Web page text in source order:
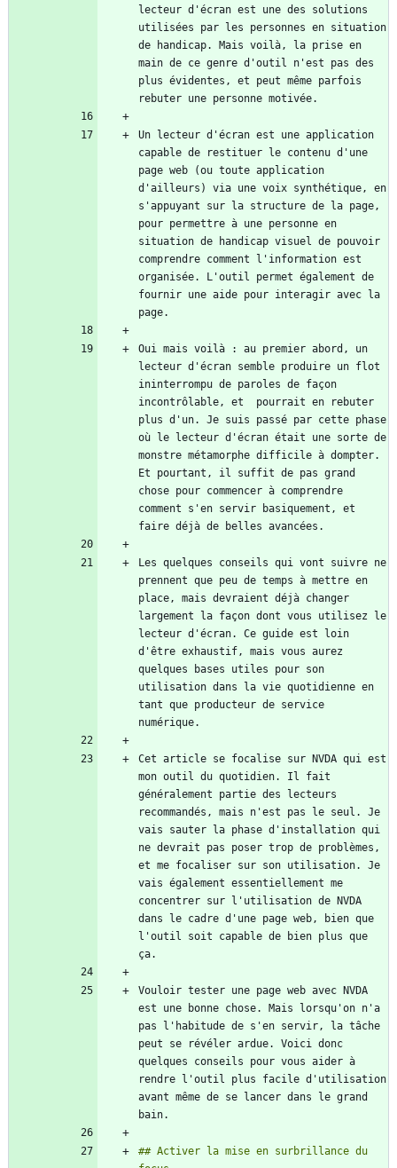
lecteur d'écran est une des solutions
utilisées par les personnes en situation
de handicap. Mais voilà, la prise en
main de ce genre d'outil n'est pas des
plus évidentes, et peut même parfois
Un lecteur d'écran est une application
capable de restituer le contenu d'une
page web (ou toute application
d'ailleurs) via une voix synthétique, en
s'appuyant sur la structure de la page,
pour permettre à une personne en
situation de handicap visuel de pouvoir
comprendre comment l'information est
organisée. L'outil permet également de
fournir une aide pour interagir avec la
Oui mais voilà : au premier abord, un
lecteur d'écran semble produire un flot
ininterrompu de paroles de façon
incontrôlable, et  pourrait en rebuter
plus d'un. Je suis passé par cette phase
où le lecteur d'écran était une sorte de
monstre métamorphe difficile à dompter.
Et pourtant, il suffit de pas grand
chose pour commencer à comprendre
comment s'en servir basiquement, et
Les quelques conseils qui vont suivre ne
prennent que peu de temps à mettre en
place, mais devraient déjà changer
largement la façon dont vous utilisez le
lecteur d'écran. Ce guide est loin
d'être exhaustif, mais vous aurez
quelques bases utiles pour son
utilisation dans la vie quotidienne en
tant que producteur de service
Cet article se focalise sur NVDA qui est
mon outil du quotidien. Il fait
généralement partie des lecteurs
recommandés, mais n'est pas le seul. Je
vais sauter la phase d'installation qui
ne devrait pas poser trop de problèmes,
et me focaliser sur son utilisation. Je
vais également essentiellement me
concentrer sur l'utilisation de NVDA
dans le cadre d'une page web, bien que
l'outil soit capable de bien plus que
Vouloir tester une page web avec NVDA
est une bonne chose. Mais lorsqu'on n'a
pas l'habitude de s'en servir, la tâche
peut se révéler ardue. Voici donc
quelques conseils pour vous aider à
rendre l'outil plus facile d'utilisation
avant même de se lancer dans le grand
## Activer la mise en surbrillance du